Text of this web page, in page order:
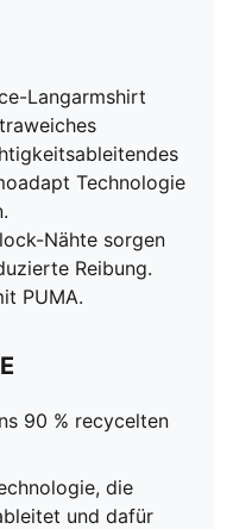
Langarmshirt
Technologie
Nähte sorgen
Reibung.
PUMA.
90 % recycelten
die
und dafür